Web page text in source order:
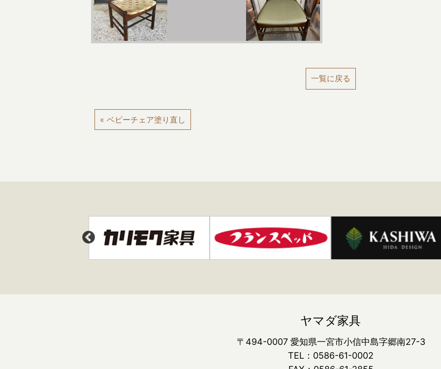
一覧に戻る
« ベビーチェア塗り直し
ヤマダ家具
〒494-0007 愛知県一宮市小信中島字郷南27-3
TEL：0586-61-0002